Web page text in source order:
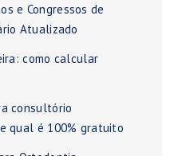
e Congressos de
Atualizado
como calcular
consultório
qual é 100% gratuito